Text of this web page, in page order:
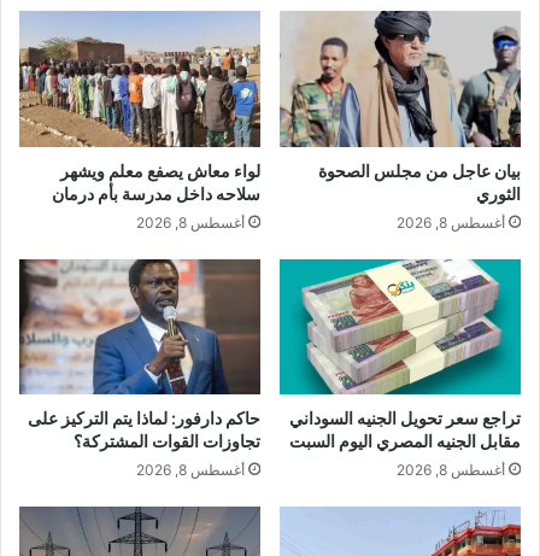
بيان عاجل من مجلس الصحوة
الثوري
أغسطس 8, 2026
لواء معاش يصفع معلم ويشهر
سلاحه داخل مدرسة بأم درمان
أغسطس 8, 2026
تراجع سعر تحويل الجنيه السوداني
مقابل الجنيه المصري اليوم السبت
أغسطس 8, 2026
حاكم دارفور: لماذا يتم التركيز على
تجاوزات القوات المشتركة؟
أغسطس 8, 2026